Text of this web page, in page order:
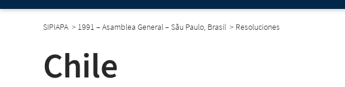
SIPIAPA > 1991 – Asamblea General – Sãu Paulo, Brasil > Resoluciones
Chile